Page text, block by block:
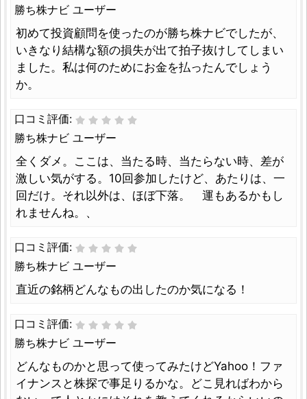
勝ち株ナビ ユーザー
初めて投資顧問を使ったのが勝ち株ナビでしたが、
いきなり結構な額の損失が出て拍子抜けしてしまい
ました。私は何のためにお金を払ったんでしょう
か。
口コミ評価:
勝ち株ナビ ユーザー
全くダメ。ここは、当たる時、当たらない時、差が
激しい気がする。10回参加したけど、あたりは、一
回だけ。それ以外は、ほぼ下落。 運もあるかもし
れませんね。、
口コミ評価:
勝ち株ナビ ユーザー
直近の銘柄どんなもの出したのか気になる！
口コミ評価:
勝ち株ナビ ユーザー
どんなものかと思って使ってみたけどYahoo！ファ
イナンスと株探で事足りるかな。どこ見ればわから